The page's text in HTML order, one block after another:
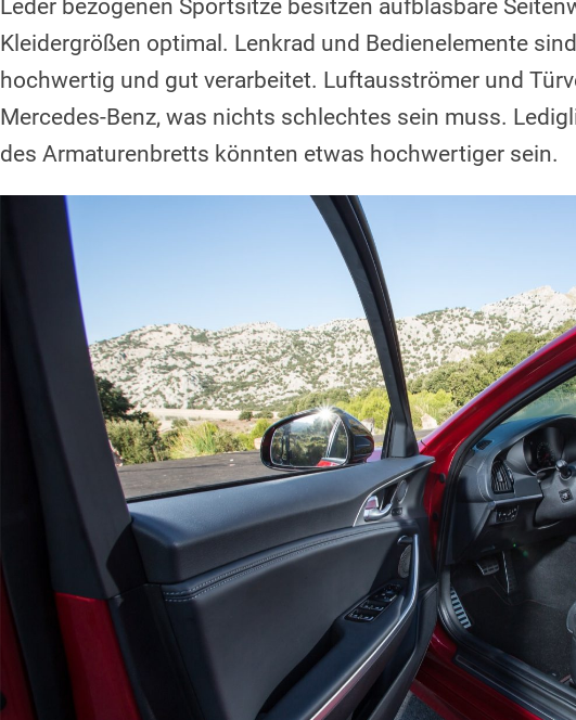
Leder bezogenen Sportsitze besitzen aufblasbare
Kleidergrößen optimal. Lenkrad und Bedienelemente
hochwertig und gut verarbeitet. Luftausströmer und
Mercedes-Benz, was nichts schlechtes sein muss.
des Armaturenbretts könnten etwas hochwertiger sein.